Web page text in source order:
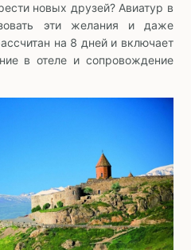
новых друзей? Авиатур в
эти желания и даже
на 8 дней и включает
в отеле и сопровождение